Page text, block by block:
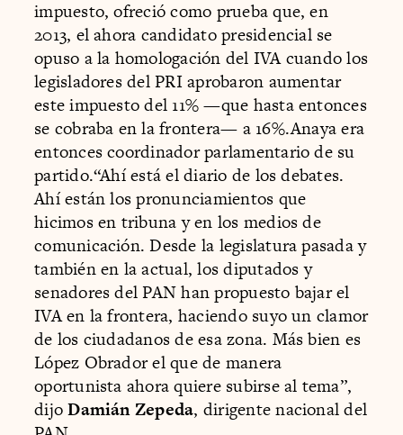
impuesto, ofreció como prueba que, en
2013, el ahora candidato presidencial se
opuso a la homologación del IVA cuando los
legisladores del PRI aprobaron aumentar
este impuesto del 11% —que hasta entonces
se cobraba en la frontera— a 16%.Anaya era
entonces coordinador parlamentario de su
partido.“Ahí está el diario de los debates.
Ahí están los pronunciamientos que
hicimos en tribuna y en los medios de
comunicación. Desde la legislatura pasada y
también en la actual, los diputados y
senadores del PAN han propuesto bajar el
IVA en la frontera, haciendo suyo un clamor
de los ciudadanos de esa zona. Más bien es
López Obrador el que de manera
oportunista ahora quiere subirse al tema”,
dijoDamián Zepeda, dirigente nacional del